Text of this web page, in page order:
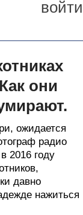
войти
они
ожидается
радио
2016 году
давно
нажиться